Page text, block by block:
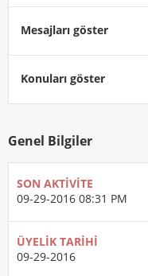
Mesajları göster
Konuları göster
Genel Bilgiler
SON AKTIVITE
09-29-2016 08:31 PM
ÜYELIK TARIHI
09-29-2016